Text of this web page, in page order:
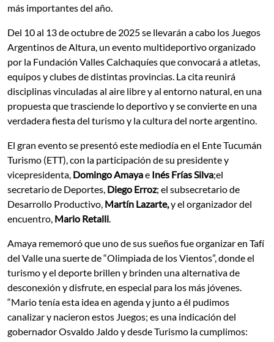
más importantes del año.
Del 10 al 13 de octubre de 2025 se llevarán a cabo los Juegos
Argentinos de Altura, un evento multideportivo organizado
por la Fundación Valles Calchaquíes que convocará a atletas,
equipos y clubes de distintas provincias. La cita reunirá
disciplinas vinculadas al aire libre y al entorno natural, en una
propuesta que trasciende lo deportivo y se convierte en una
verdadera fiesta del turismo y la cultura del norte argentino.
El gran evento se presentó este mediodía en el Ente Tucumán
Turismo (ETT), con la participación de su presidente y
vicepresidenta, Domingo Amayae Inés Frías Silva;el
secretario de Deportes, Diego Erroz; el subsecretario de
Desarrollo Productivo, Martín Lazarte,y el organizador del
encuentro, Mario Retalli
Amaya rememoró que uno de sus sueños fue organizar en Tafí
del Valle una suerte de “Olimpiada de los Vientos”, donde el
turismo y el deporte brillen y brinden una alternativa de
desconexión y disfrute, en especial para los más jóvenes.
“Mario tenía esta idea en agenda y junto a él pudimos
canalizar y nacieron estos Juegos; es una indicación del
gobernador Osvaldo Jaldo y desde Turismo la cumplimos: